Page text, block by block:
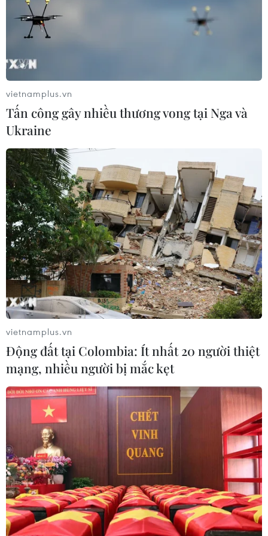
Hợp tác du lịch giữa 5 địa phương miền
Trung với Hải Phòng, Quảng Ninh
03/04/2022 13:37
Đại diện ngành du lịch 5 tỉnh, thành phố gồm Quảng
Bình, Quảng Trị, Thừa Thiên-Huế, Quảng Nam, Đà
Nẵng đã ký kết hợp tác phát triển du lịch với Hải Phòng,
Quảng Ninh, giai đoạn 2022-2025.
Cảnh giác trước tin nhắn mạo danh Bí thư
Thành ủy Hải Phòng
08/04/2022 09:30
vietnamplus.vn
Tấn công gây nhiều thương vong tại Nga và
Ukraine
vietnamplus.vn
Động đất tại Colombia: Ít nhất 20 người thiệt
mạng, nhiều người bị mắc kẹt